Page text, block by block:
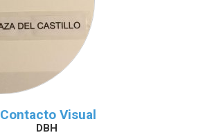
Contacto Visual
DBH